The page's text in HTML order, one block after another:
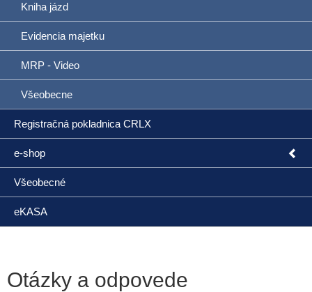
Kniha jázd
Evidencia majetku
MRP - Video
Všeobecne
Registračná pokladnica CRLX
e-shop
Všeobecné
eKASA
Otázky a odpovede